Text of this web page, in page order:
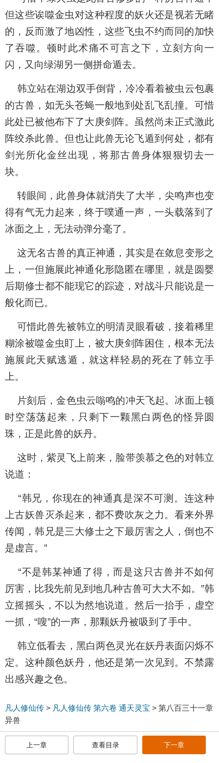
但这些诶噬金虫对这种程度的妖火还是视若无睹
的，反而激了地凶性，这些飞虫不约而同的加快
了吞噬。顿时此术痛不可言之下，立刻方向一
闪，又向绿湖另一侧拼命遁去。
韩立站在湖边双手倒背，冷冷看着被虫云包裹
的古兽，如无头苍蝇一般地到处乱飞乱撞。可惜
此处已被他布下了大庚剑阵。虽然尚未正式激此
阵绞杀此兽。但也让此兽无论飞遁到何处，都有
剑光所化金丝出现，将那古兽身体狠狠切去一
块。
转眼间，此兽身体就消失了大半，尖鸣声也变
得有气无力起来，终于噗通一声，一头载落到了
冰面之上，无法动弹分毫了。
这无名古兽的真正神通，其实是在敛息变形之
上，一但施展此神通化形隐匿在哪里，就是圆婴
后期修士都不能现它的踪迹，对战斗只能说是一
般化而已。
可惜此兽先被韩立的明清灵眼看破，接着稀里
糊涂被噬金虫盯上，被大庚剑阵困住，根本无法
施展此天赋逃遁，就这样轻易的死在了韩立手
上。
片刻后，金色虫云嗡鸣的冲天飞起。冰面上顿
时空荡荡起来，只剩下一颗黑白两色的怪异圆
珠，正是此兽的妖丹。
这时，紫灵飞上前来，脸带羡慕之色的对韩立
说道：
“韩兄，你现在的神通真是深不可测。连这种
上古妖兽灭杀起来，都不费吹灰之力。看来外界
传闻，韩兄是三大修士之下最厉害之人，倒也不
是虚言。”
“不是韩某神通了得，而是这只古兽并不如何
厉害，比我先前见到地几种古兽可大大不如。”韩
立摇摇头，不以为然地说道。然后一抬手，虚空
一抓，“嗖”的一声，那颗妖丹被吸到了手中。
韩立低看去，黑白两色灵光在妖丹表面闪烁不
定。这种颜色妖丹，他还是第一次见到。不禁露
出感兴趣之色。
凡人修仙传 > 凡人修仙传 第六卷 通天灵宝 > 第八百三十一章
异兽
上一章 查看目录 下一章